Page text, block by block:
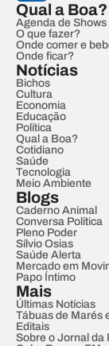
Qual a Boa?
Agenda de Shows
O que fazer?
Onde comer e
Onde ficar?
Notícias
Bichos
Cultura
Economia
Educação
Política
Qual a Boa?
Cotidiano
Saúde
Tecnologia
Meio Ambiente
Blogs
Caderno Animal
Conversa Política
Pleno Poder
Sílvio Osias
Saúde Alerta
Mercado em
Papo Íntimo
Mais
Últimas Notícias
Tábuas de Marés
Editais
Sobre o Jornal da